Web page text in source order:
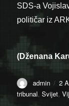
SDS-a
političar iz
(Dženana
Author
admin
on
2
tribunal,Svijet,